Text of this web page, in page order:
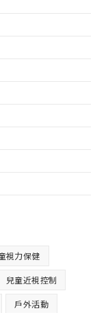
視力保健
兒童近視控制
戶外活動